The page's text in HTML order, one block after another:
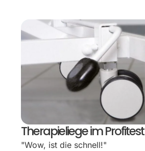
Therapieliege im Profitest
"Wow, ist die schnell!"